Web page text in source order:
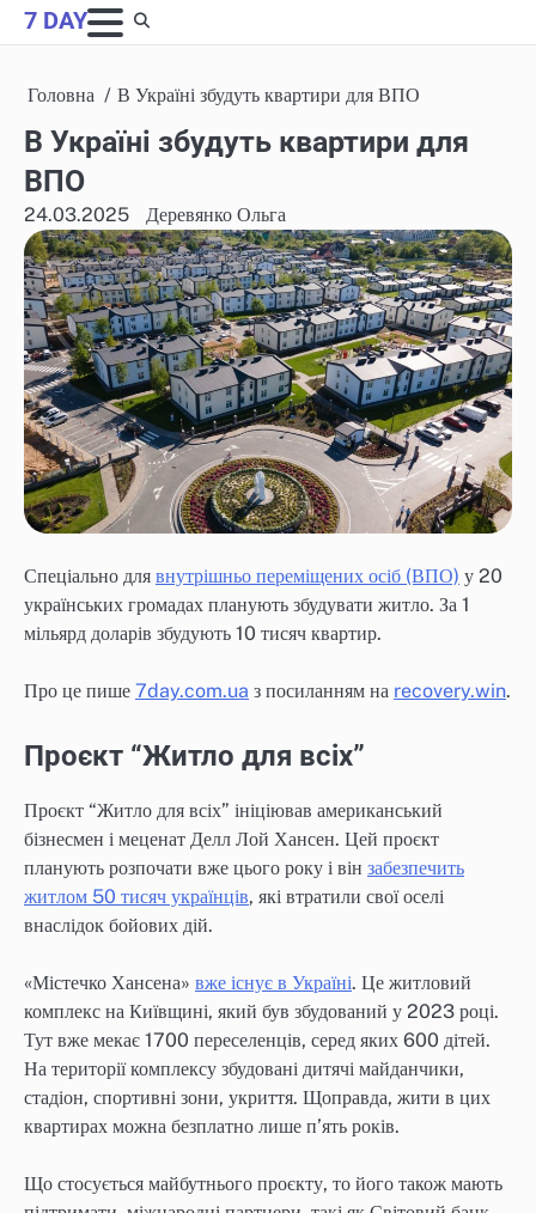
Skip
to
7 DAY
Головна В Україні збудуть квартири для ВПО
В Україні збудуть квартири для
ВПО
24.03.2025 Деревянко Ольга
Спеціально для внутрішньо переміщених осіб (ВПО) у 20
українських громадах планують збудувати житло. За 1
мільярд доларів збудують 10 тисяч квартир.
Про це пише 7day.com.ua з посиланням на recovery.win.
Проєкт “Житло для всіх”
Проєкт “Житло для всіх” ініціював американський
бізнесмен і меценат Делл Лой Хансен. Цей проєкт
планують розпочати вже цього року і він забезпечить
житлом 50 тисяч українців, які втратили свої оселі
внаслідок бойових дій.
«Містечко Хансена» вже існує в Україні. Це житловий
комплекс на Київщині, який був збудований у 2023 році.
Тут вже мекає 1700 переселенців, серед яких 600 дітей.
На території комплексу збудовані дитячі майданчики,
стадіон, спортивні зони, укриття. Щоправда, жити в цих
квартирах можна безплатно лише п’ять років.
Що стосується майбутнього проєкту, то його також мають